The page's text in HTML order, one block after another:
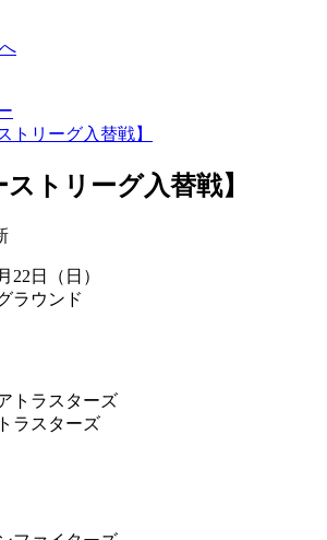
トリーグ入替戦】
ストリーグ入替戦】
22日（日）
ラウンド
ラスターズ